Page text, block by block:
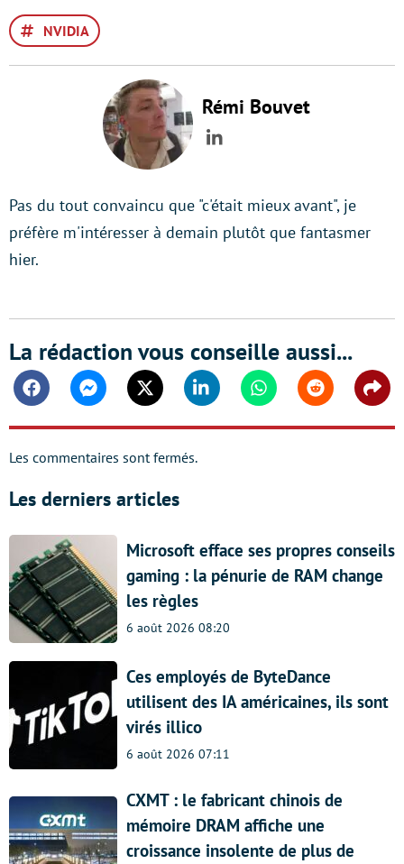
NVIDIA
Rémi Bouvet
LinkedIn
Pas du tout convaincu que "c'était mieux avant", je
préfère m'intéresser à demain plutôt que fantasmer
hier.
La rédaction vous conseille aussi...
FacebookMessengerTwitter Linkedin WhatsappReddit
Les commentaires sont fermés.
Les derniers articles
Microsoft efface ses propres conseils
gaming : la pénurie de RAM change
les règles
6 août 2026 08:20
Ces employés de ByteDance
utilisent des IA américaines, ils sont
virés illico
6 août 2026 07:11
CXMT : le fabricant chinois de
mémoire DRAM affiche une
croissance insolente de plus de